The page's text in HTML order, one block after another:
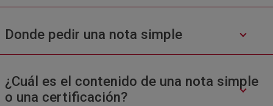
Donde pedir una nota simple
¿Cuál es el contenido de una nota simple
o una certificación?